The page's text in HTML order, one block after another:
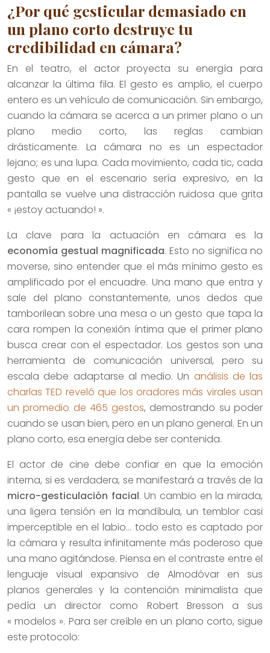
¿Por qué gesticular demasiado en
un plano corto destruye tu
credibilidad en cámara?
En el teatro, el actor proyecta su energía para
alcanzar la última fila. El gesto es amplio, el cuerpo
entero es un vehículo de comunicación. Sin embargo,
cuando la cámara se acerca a un primer plano o un
plano medio corto, las reglas cambian
drásticamente. La cámara no es un espectador
lejano; es una lupa. Cada movimiento, cada tic, cada
gesto que en el escenario sería expresivo, en la
pantalla se vuelve una distracción ruidosa que grita
« ¡estoy actuando! ».
La clave para la actuación en cámara es la
economía gestual magnificada. Esto no significa no
moverse, sino entender que el más mínimo gesto es
amplificado por el encuadre. Una mano que entra y
sale del plano constantemente, unos dedos que
tamborilean sobre una mesa o un gesto que tapa la
cara rompen la conexión íntima que el primer plano
busca crear con el espectador. Los gestos son una
herramienta de comunicación universal, pero su
escala debe adaptarse al medio. Un análisis de las
charlas TED reveló que los oradores más virales usan
un promedio de 465 gestos, demostrando su poder
cuando se usan bien, pero en un plano general. En un
plano corto, esa energía debe ser contenida.
El actor de cine debe confiar en que la emoción
interna, si es verdadera, se manifestará a través de la
micro-gesticulación facial. Un cambio en la mirada,
una ligera tensión en la mandíbula, un temblor casi
imperceptible en el labio… todo esto es captado por
la cámara y resulta infinitamente más poderoso que
una mano agitándose. Piensa en el contraste entre el
lenguaje visual expansivo de Almodóvar en sus
planos generales y la contención minimalista que
pedía un director como Robert Bresson a sus
« modelos ». Para ser creíble en un plano corto, sigue
este protocolo: